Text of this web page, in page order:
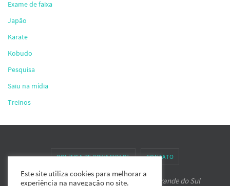
Exame de faixa
Japão
Karate
Kobudo
Pesquisa
Saiu na mídia
Treinos
POLÍTICA DE PRIVACIDADE CONTATO
Associação de Karate-do IPPON do Rio Grande do Sul
Este site utiliza cookies para melhorar a
experiência na navegação no site.